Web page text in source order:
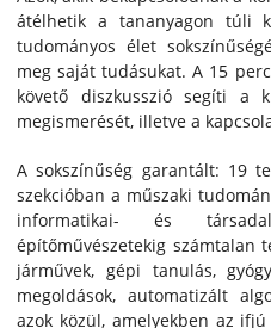
átélhetik a tananyagon túli
tudományos élet
meg saját tudásukat. A 15
követő diszkusszió segíti a
megismerését, illetve a
A sokszínűség garantált: 19
szekcióban a műszaki
informatikai- és
építőművészetekig számtalan
járművek, gépi tanulás,
megoldások, automatizált
azok közül, amelyekben az